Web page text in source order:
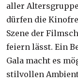
aller
dürfen die
Szene der
feiern lässt. Ein
Gala macht es
stilvollen